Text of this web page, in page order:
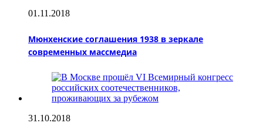
01.11.2018
Мюнхенские соглашения 1938 в зеркале
современных массмедиа
31.10.2018